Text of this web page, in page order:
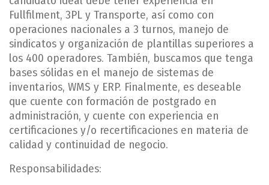
Fullfilment, 3PL y Transporte, así como con
operaciones nacionales a 3 turnos, manejo de
sindicatos y organización de plantillas superiores a
los 400 operadores. También, buscamos que tenga
bases sólidas en el manejo de sistemas de
inventarios, WMS y ERP. Finalmente, es deseable
que cuente con formación de postgrado en
administración, y cuente con experiencia en
certificaciones y/o recertificaciones en materia de
calidad y continuidad de negocio.
Responsabilidades: